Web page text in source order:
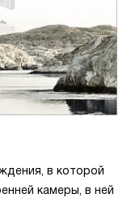
в которой
камеры, в ней